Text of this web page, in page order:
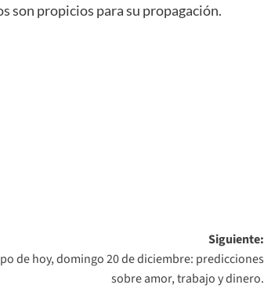
son propicios para su propagación.
Siguiente:
de hoy, domingo 20 de diciembre: predicciones
sobre amor, trabajo y dinero.